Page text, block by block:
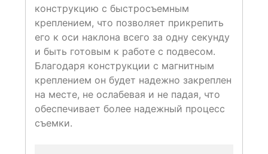
конструкцию с быстросъемным
креплением, что позволяет прикрепить
его к оси наклона всего за одну секунду
и быть готовым к работе с подвесом.
Благодаря конструкции с магнитным
креплением он будет надежно закреплен
на месте, не ослабевая и не падая, что
обеспечивает более надежный процесс
съемки.